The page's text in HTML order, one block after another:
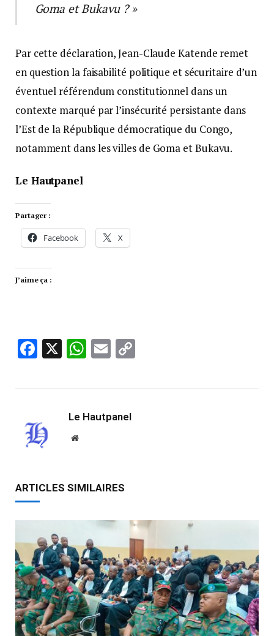
Goma et Bukavu ? »
Par cette déclaration, Jean-Claude Katende remet
en question la faisabilité politique et sécuritaire d’un
éventuel référendum constitutionnel dans un
contexte marqué par l’insécurité persistante dans
l’Est de la République démocratique du Congo,
notamment dans les villes de Goma et Bukavu.
Le Hautpanel
Partager :
Facebook X
J’aime ça :
Facebook
X WhatsApp
Email
Le Hautpanel
Website
ARTICLES SIMILAIRES